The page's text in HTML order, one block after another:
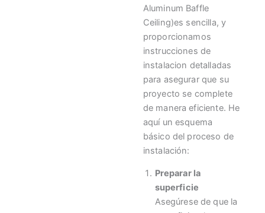
Aluminum Baffle
Ceiling)es sencilla, y
proporcionamos
instrucciones de
instalacion detalladas
para asegurar que su
proyecto se complete
de manera eficiente. He
aquí un esquema
básico del proceso de
instalación:
Preparar la
superficie
Asegúrese de que la